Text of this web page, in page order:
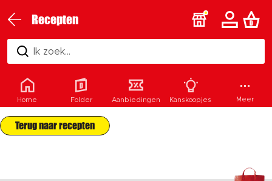
Recepten
Ik zoek...
Recept niet gevonden
Terug naar recepten
Home Folder Aanbiedingen Kanskoopjes Meer